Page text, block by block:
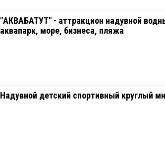
"АКВАБАТУТ" - аттракцион надувной
аквапарк, море, бизнеса, пляжа
Надувной детский спортивный круглый